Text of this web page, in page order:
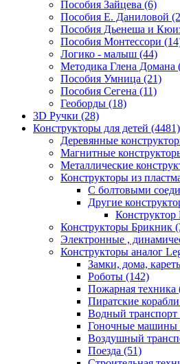
Пособия Зайцева (6)
Пособия Е. Даниловой
Пособия Дьенеша и
Пособия Монтессори
Логико - малыш (44)
Методика Глена Домана
Пособия Умница (21)
Пособия Сегена (11)
Геоборды (18)
3D Ручки (28)
Конструкторы для детей (4481)
Деревянные
Магнитные
Металлические
Конструкторы из
С болтовыми
Другие
Конструктор
Конструкторы Брикник
Электронные ,
Конструкторы аналог
Замки, дома,
Роботы (142)
Пожарная техника
Пиратские корабли
Водный транспорт
Гоночные машины
Воздушный
Поезда (51)